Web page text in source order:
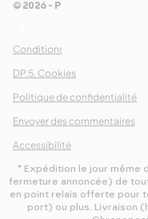
Conditions Générales de
DP.5. Cookies
Politique de confidentialité
Envoyer des commentaires
Accessibilité
© 2026 - Pour Les
* Expédition le jour même
fermeture annoncée) de
en point relais offerte pour
port) ou plus. Livraison